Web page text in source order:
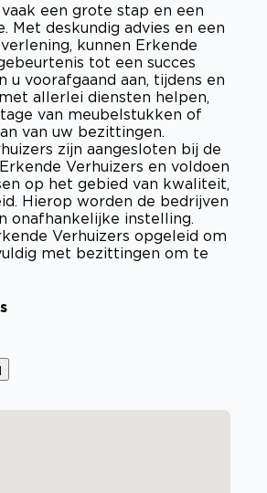
een grote stap en een
Met deskundig advies en een
kunnen Erkende
tot een succes
u voorafgaand aan, tijdens en
allerlei diensten helpen,
van meubelstukken of
van uw bezittingen.
zijn aangesloten bij de
Verhuizers en voldoen
op het gebied van kwaliteit,
Hierop worden de bedrijven
onafhankelijke instelling.
Verhuizers opgeleid om
met bezittingen om te